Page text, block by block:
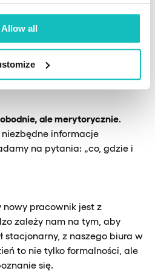
Allow all
na pokładzie firmy może być
się, aby każda nowa osoba
mogła od razu wczuć się w
ale merytorycznie.
niezbędne informacje
na pytania: „co, gdzie i
nowy pracownik jest z
zależy nam na tym, aby
stacjonarny, z naszego biura w
to nie tylko formalności, ale
się.